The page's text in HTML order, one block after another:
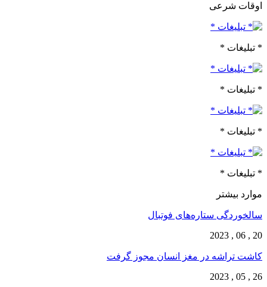
اوقات شرعی
* تبلیغات *
* تبلیغات *
* تبلیغات *
* تبلیغات *
موارد بیشتر
سالخوردگی ستاره‌های فوتبال
20 , 06 , 2023
کاشت تراشه در مغز انسان مجوز گرفت
26 , 05 , 2023